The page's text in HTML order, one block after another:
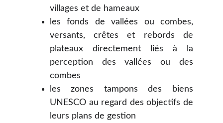
villages et de hameaux
les fonds de vallées ou combes,
versants, crêtes et rebords de
plateaux directement liés à la
perception des vallées ou des
combes
les zones tampons des biens
UNESCO au regard des objectifs de
leurs plans de gestion